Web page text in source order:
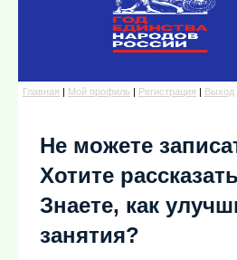
Главная | Мой профиль | Регистрация | Выход
Не можете
Хотите
Знаете, как
занятия?